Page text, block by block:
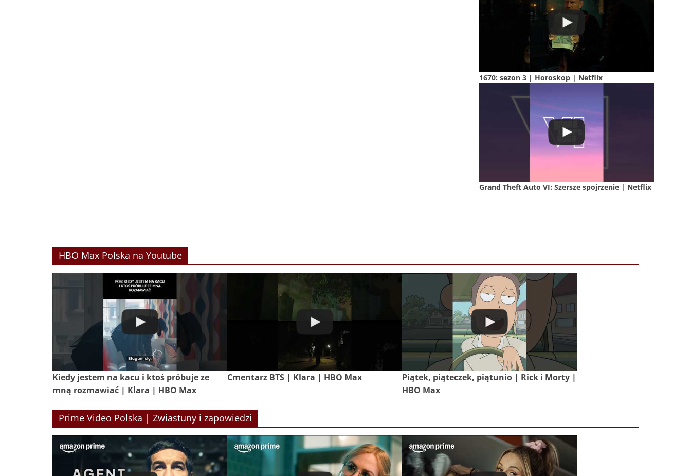
1670: sezon 3 | Horoskop | Netflix
Grand Theft Auto VI: Szersze spojrzenie | Netflix
HBO Max Polska na Youtube
Kiedy jestem na kacu i ktoś próbuje ze
mną rozmawiać | Klara | HBO Max
Cmentarz BTS | Klara | HBO Max
Piątek, piąteczek, piątunio | Rick i Morty |
HBO Max
Prime Video Polska | Zwiastuny i zapowiedzi